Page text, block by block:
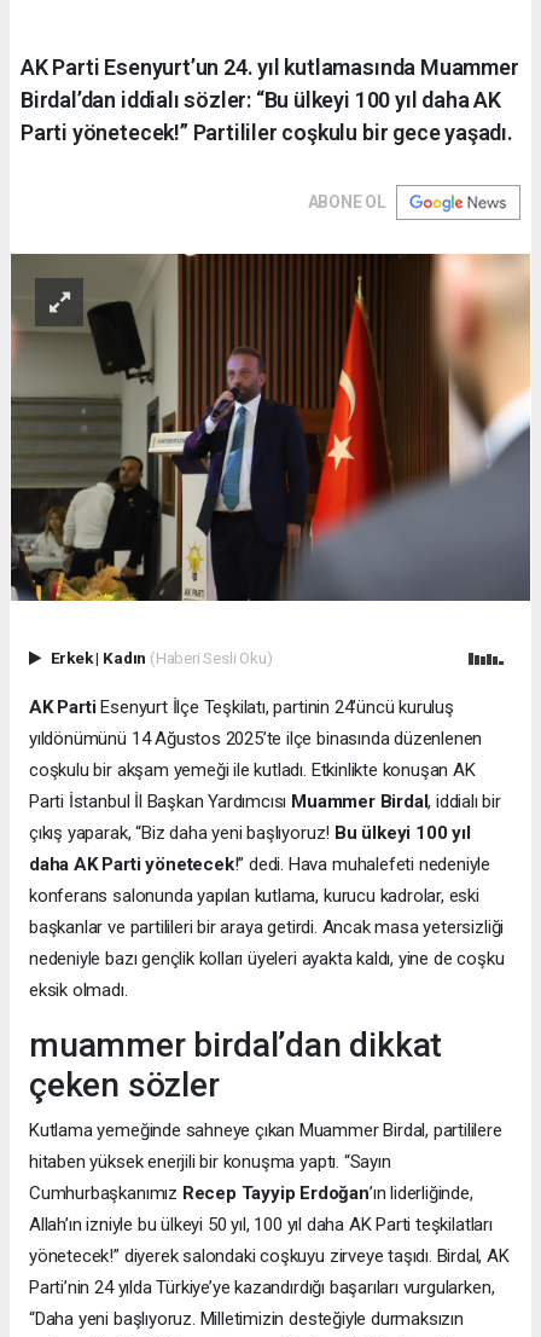
AK Parti Esenyurt’un 24. yıl kutlamasında Muammer
Birdal’dan iddialı sözler: “Bu ülkeyi 100 yıl daha AK
Parti yönetecek!” Partililer coşkulu bir gece yaşadı.
ABONE OL
Erkek| Kadın (Haberi Sesli Oku)
AK PartiEsenyurt İlçe Teşkilatı, partinin 24’üncü kuruluş
yıldönümünü 14 Ağustos 2025’te ilçe binasında düzenlenen
coşkulu bir akşam yemeği ile kutladı. Etkinlikte konuşan AK
Parti İstanbul İl Başkan Yardımcısı Muammer Birdal, iddialı bir
çıkış yaparak, “Biz daha yeni başlıyoruz! Bu ülkeyi 100 yıl
daha AK Parti yönetecek!” dedi. Hava muhalefeti nedeniyle
konferans salonunda yapılan kutlama, kurucu kadrolar, eski
başkanlar ve partilileri bir araya getirdi. Ancak masa yetersizliği
nedeniyle bazı gençlik kolları üyeleri ayakta kaldı, yine de coşku
eksik olmadı.
muammer birdal’dan dikkat
çeken sözler
Kutlama yemeğinde sahneye çıkan Muammer Birdal, partililere
hitaben yüksek enerjili bir konuşma yaptı. “Sayın
Cumhurbaşkanımız Recep Tayyip Erdoğan’ın liderliğinde,
Allah’ın izniyle bu ülkeyi 50 yıl, 100 yıl daha AK Parti teşkilatları
yönetecek!” diyerek salondaki coşkuyu zirveye taşıdı. Birdal, AK
Parti’nin 24 yılda Türkiye’ye kazandırdığı başarıları vurgularken,
“Daha yeni başlıyoruz. Milletimizin desteğiyle durmaksızın